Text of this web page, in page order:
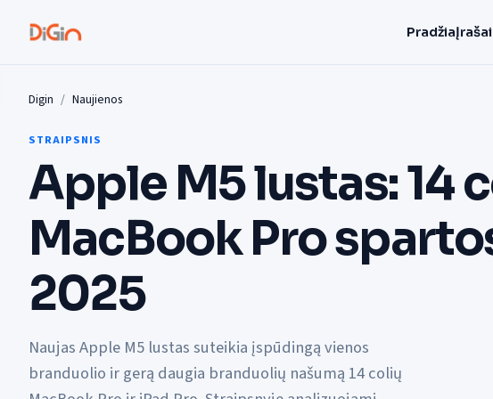
PradžiaĮrašai
Digin Naujienos
STRAIPSNIS
Apple M5 lustas: 14
MacBook Pro
2025
Naujas Apple M5 lustas suteikia įspūdingą vienos
branduolio ir gerą daugia branduolių našumą 14 colių